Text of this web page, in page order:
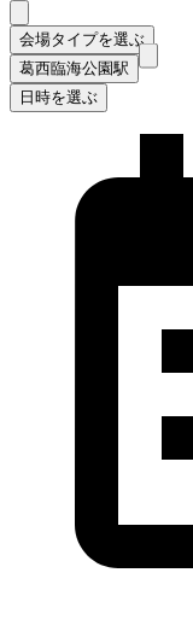
会場タイプを選ぶ
葛西臨海公園駅
日時を選ぶ